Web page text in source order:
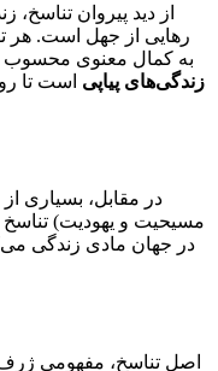
از دید پیروان
رهایی از جهل است. هر
به کمال معنوی محسوب
زندگی‌های پیاپی است تا
در مقابل، بسیاری از
مسیحیت و یهودیت) تناسخ
در جهان مادی زندگی
اصل تناسخ، مفهومی